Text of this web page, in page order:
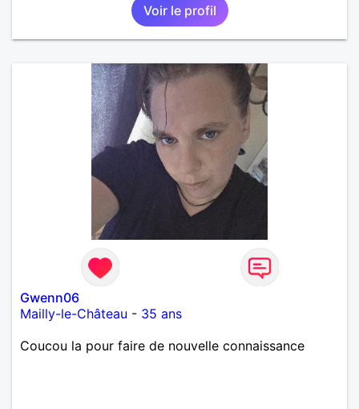
Voir le profil
Gwenn06
Mailly-le-Château - 35 ans
Coucou la pour faire de nouvelle connaissance